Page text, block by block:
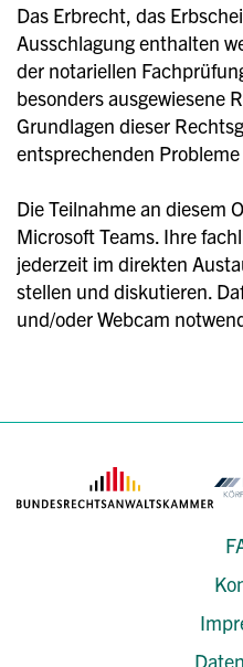
Das Erbrecht, das
Ausschlagung enthalten
der notariellen
besonders ausgewiesene
Grundlagen dieser
entsprechenden
Die Teilnahme an diesem
Microsoft Teams. Ihre
jederzeit im direkten
stellen und diskutieren.
und/oder Webcam